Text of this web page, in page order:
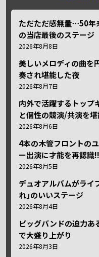
ただただ感無量⋯50年
の当店最後のステージ
2026年8月8日
美しいメロディの曲を
奏され堪能した夜
2026年8月7日
内外で活躍するトップ
と個性の競演/共演を
2026年8月6日
4本の木管フロントの
ー出演に才能を再認識!!
2026年8月5日
デュオアルバムがライ
れ｣のいいステージ
2026年8月4日
ビッグバンドの迫力あ
で大盛り上がり
2026年8月3日